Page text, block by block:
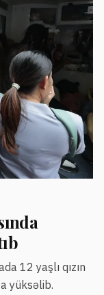
12 yaşlı qızın
yüksəlib.